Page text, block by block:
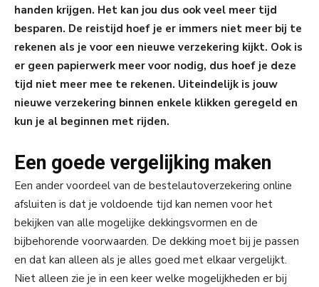
handen krijgen. Het kan jou dus ook veel meer tijd
besparen. De reistijd hoef je er immers niet meer bij te
rekenen als je voor een nieuwe verzekering kijkt. Ook is
er geen papierwerk meer voor nodig, dus hoef je deze
tijd niet meer mee te rekenen. Uiteindelijk is jouw
nieuwe verzekering binnen enkele klikken geregeld en
kun je al beginnen met rijden.
Een goede vergelijking maken
Een ander voordeel van de bestelautoverzekering online
afsluiten is dat je voldoende tijd kan nemen voor het
bekijken van alle mogelijke dekkingsvormen en de
bijbehorende voorwaarden. De dekking moet bij je passen
en dat kan alleen als je alles goed met elkaar vergelijkt.
Niet alleen zie je in een keer welke mogelijkheden er bij